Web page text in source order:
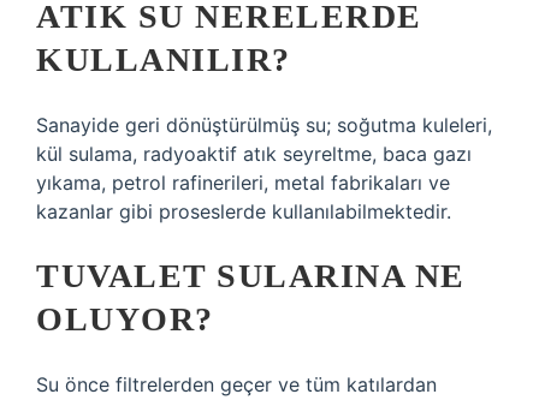
ATIK SU NERELERDE
KULLANILIR?
Sanayide geri dönüştürülmüş su; soğutma kuleleri,
kül sulama, radyoaktif atık seyreltme, baca gazı
yıkama, petrol rafinerileri, metal fabrikaları ve
kazanlar gibi proseslerde kullanılabilmektedir.
TUVALET SULARINA NE
OLUYOR?
Su önce filtrelerden geçer ve tüm katılardan